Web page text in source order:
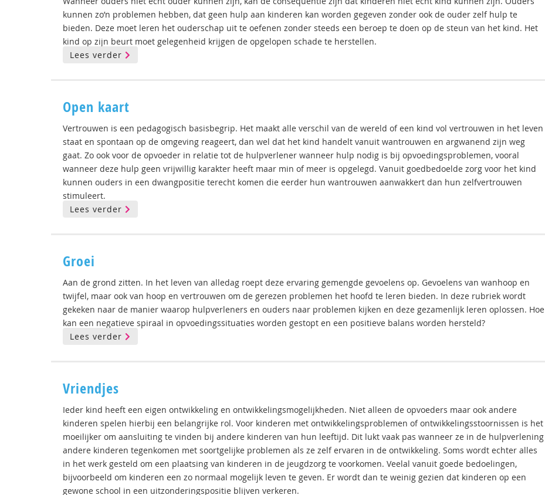
kunnen zo’n problemen hebben, dat geen hulp aan kinderen kan worden gegeven zonder ook de ouder zelf hulp te
bieden. Deze moet leren het ouderschap uit te oefenen zonder steeds een beroep te doen op de steun van het kind. Het
kind op zijn beurt moet gelegenheid krijgen de opgelopen schade te herstellen.
Lees verder
Open kaart
Vertrouwen is een pedagogisch basisbegrip. Het maakt alle verschil van de wereld of een kind vol vertrouwen in het leven
staat en spontaan op de omgeving reageert, dan wel dat het kind handelt vanuit wantrouwen en argwanend zijn weg
gaat. Zo ook voor de opvoeder in relatie tot de hulpverlener wanneer hulp nodig is bij opvoedingsproblemen, vooral
wanneer deze hulp geen vrijwillig karakter heeft maar min of meer is opgelegd. Vanuit goedbedoelde zorg voor het kind
kunnen ouders in een dwangpositie terecht komen die eerder hun wantrouwen aanwakkert dan hun zelfvertrouwen
stimuleert.
Lees verder
Groei
Aan de grond zitten. In het leven van alledag roept deze ervaring gemengde gevoelens op. Gevoelens van wanhoop en
twijfel, maar ook van hoop en vertrouwen om de gerezen problemen het hoofd te leren bieden. In deze rubriek wordt
gekeken naar de manier waarop hulpverleners en ouders naar problemen kijken en deze gezamenlijk leren oplossen. Hoe
kan een negatieve spiraal in opvoedingssituaties worden gestopt en een positieve balans worden hersteld?
Lees verder
Vriendjes
Ieder kind heeft een eigen ontwikkeling en ontwikkelingsmogelijkheden. Niet alleen de opvoeders maar ook andere
kinderen spelen hierbij een belangrijke rol. Voor kinderen met ontwikkelingsproblemen of ontwikkelingsstoornissen is het
moeilijker om aansluiting te vinden bij andere kinderen van hun leeftijd. Dit lukt vaak pas wanneer ze in de hulpverlening
andere kinderen tegenkomen met soortgelijke problemen als ze zelf ervaren in de ontwikkeling. Soms wordt echter alles
in het werk gesteld om een plaatsing van kinderen in de jeugdzorg te voorkomen. Veelal vanuit goede bedoelingen,
bijvoorbeeld om kinderen een zo normaal mogelijk leven te geven. Er wordt dan te weinig gezien dat kinderen op een
gewone school in een uitzonderingspositie blijven verkeren.